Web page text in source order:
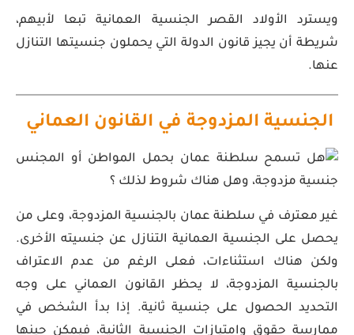
ويسترد الأولاد القصر الجنسية العمانية تبعا لأبيهم،
شريطة أن يجيز قانون الدولة التي يحملون جنسيتها التنازل
عنها.
الجنسية المزدوجة في القانون العماني
غير معترف في سلطنة عمان بالجنسية المزدوجة، وعلى من
يحصل على الجنسية العمانية التنازل عن جنسيته الأخرى.
ولكن هناك استثناءات، فعلى الرغم من عدم الاعتراف
بالجنسية المزدوجة، لا يحظر القانون العماني على وجه
التحديد الحصول على جنسية ثانية. إذا بدأ الشخص في
ممارسة حقوق وامتيازات الجنسية الثانية، فيمكن حينها